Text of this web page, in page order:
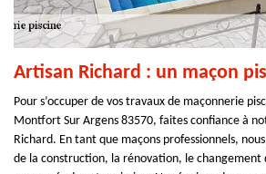
Artisan Richard : un maçon
Pour s’occuper de vos travaux de maçonnerie
Montfort Sur Argens 83570, faites confiance à
Richard. En tant que maçons professionnels,
de la construction, la rénovation, le changement